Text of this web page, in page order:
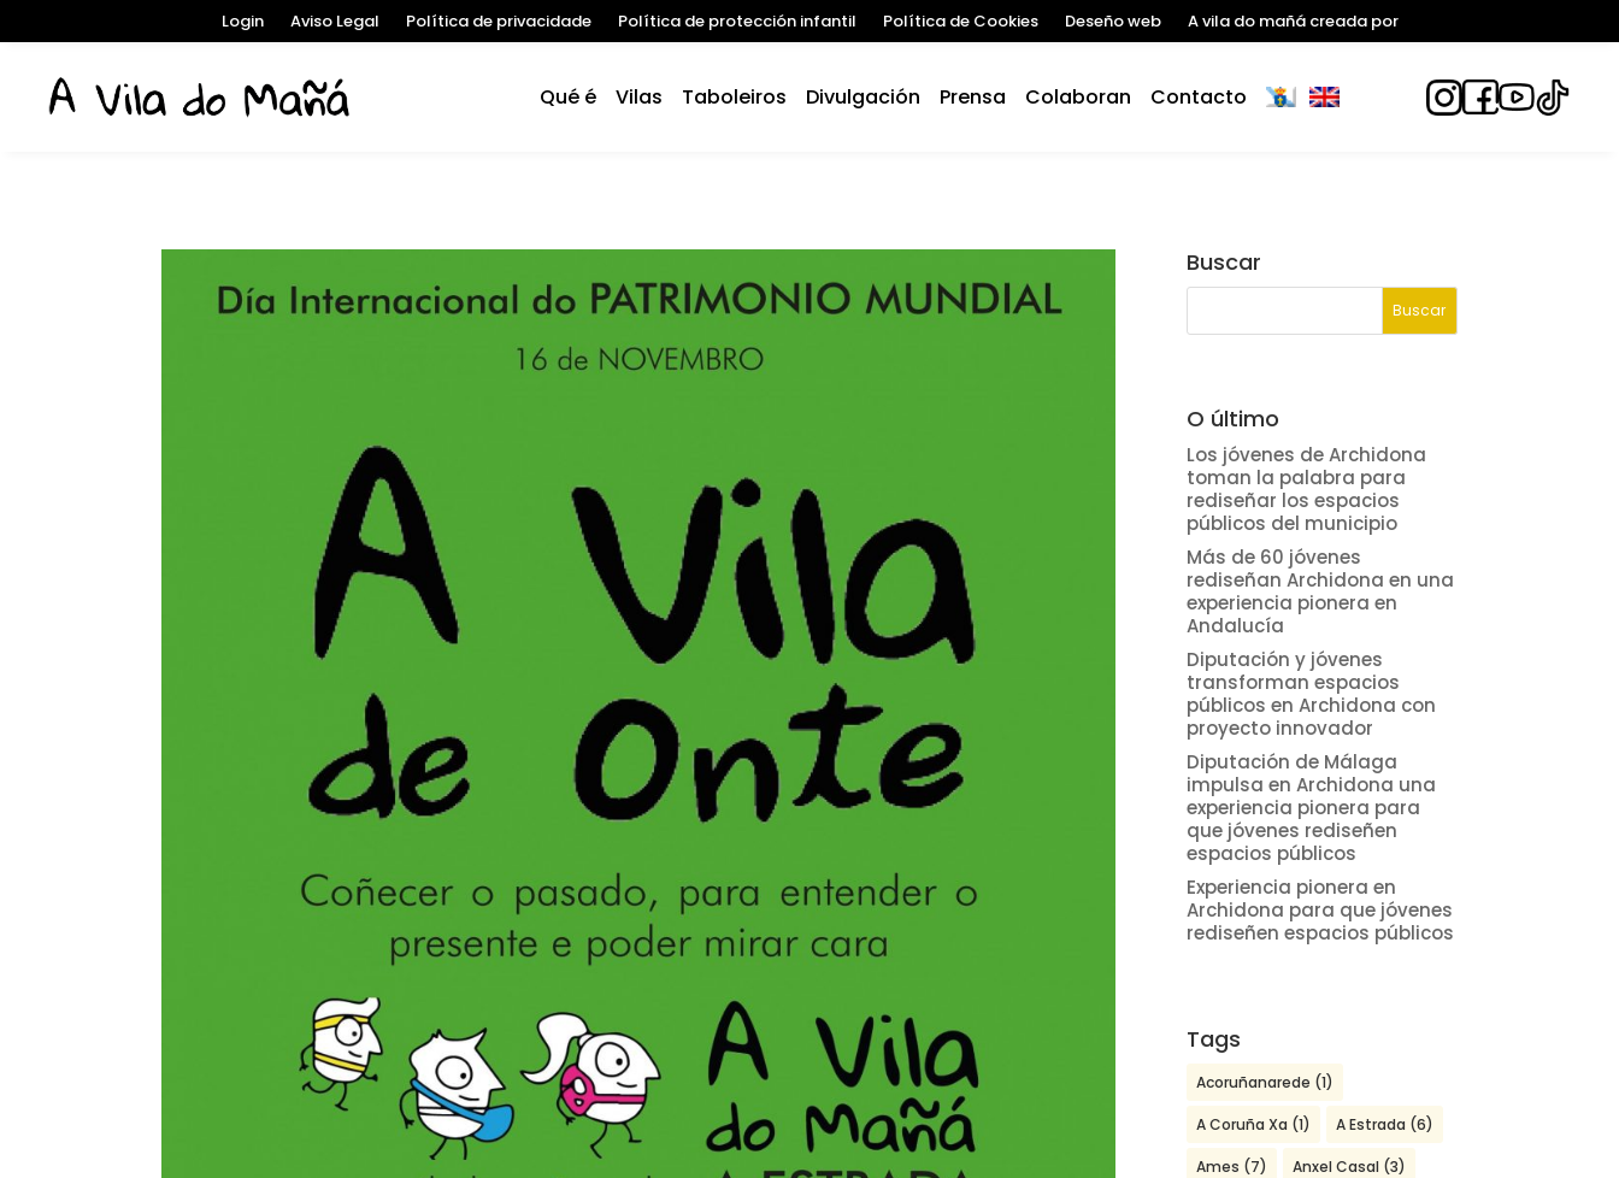
Login Aviso Legal Política de privacidade Política de protección infantil Política de Cookies Deseño web A vila do mañá creada por
Qué é Vilas Taboleiros Divulgación Prensa Colaboran Contacto
Buscar
O último
Los jóvenes de Archidona
toman la palabra para
rediseñar los espacios
públicos del municipio
Más de 60 jóvenes
rediseñan Archidona en una
experiencia pionera en
Andalucía
Diputación y jóvenes
transforman espacios
públicos en Archidona con
proyecto innovador
Diputación de Málaga
impulsa en Archidona una
experiencia pionera para
que jóvenes rediseñen
espacios públicos
Experiencia pionera en
Archidona para que jóvenes
rediseñen espacios públicos
Tags
Acoruñanarede (1)
A Coruña Xa (1) A Estrada (6)
Ames (7) Anxel Casal (3)